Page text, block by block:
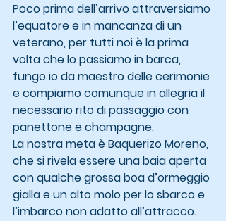
Poco prima dell’arrivo attraversiamo
l’equatore e in mancanza di un
veterano, per tutti noi è la prima
volta che lo passiamo in barca,
fungo io da maestro delle cerimonie
e compiamo comunque in allegria il
necessario rito di passaggio con
panettone e champagne.
La nostra meta è Baquerizo Moreno,
che si rivela essere una baia aperta
con qualche grossa boa d’ormeggio
gialla e un alto molo per lo sbarco e
l’imbarco non adatto all’attracco.